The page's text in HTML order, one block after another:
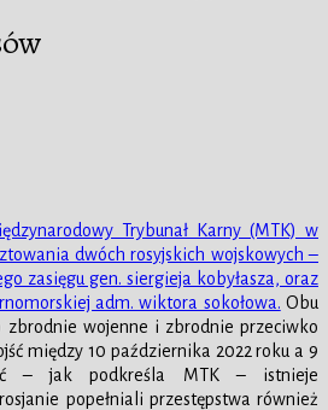
Trybunał Karny (MTK) w
dwóch rosyjskich wojskowych –
zasięgu gen. siergieja kobyłasza, oraz
adm. wiktora sokołowa. Obu
zbrodnie wojenne i zbrodnie przeciwko
między 10 października 2022 roku a 9
– jak podkreśla MTK – istnieje
popełniali przestępstwa również